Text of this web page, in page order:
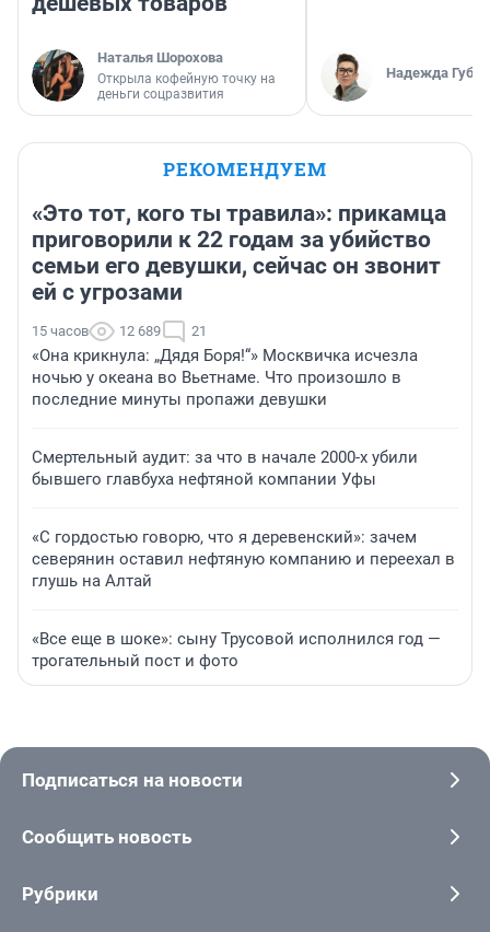
Наталья Шорохова
Открыла кофейную точку на
деньги соцразвития
Надежда
РЕКОМЕНДУЕМ
«Это тот, кого ты травила»: прикамца
приговорили к 22 годам за убийство
семьи его девушки, сейчас он звонит
ей с угрозами
15 часов 12 689 21
«Она крикнула: „Дядя Боря!“» Москвичка исчезла
ночью у океана во Вьетнаме. Что произошло в
последние минуты пропажи девушки
Смертельный аудит: за что в начале 2000-х убили
бывшего главбуха нефтяной компании Уфы
«С гордостью говорю, что я деревенский»: зачем
северянин оставил нефтяную компанию и переехал в
глушь на Алтай
«Все еще в шоке»: сыну Трусовой исполнился год —
трогательный пост и фото
Подписаться на новости
Сообщить новость
Рубрики